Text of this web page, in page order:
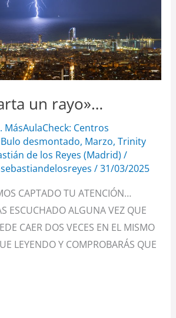
un rayo»…
MásAulaCheck: Centros
desmontado, Marzo, Trinity
de los Reyes (Madrid) /
/31/03/2025
CAPTADO TU ATENCIÓN…
ESCUCHADO ALGUNA VEZ QUE
CAER DOS VECES EN EL MISMO
LEYENDO Y COMPROBARÁS QUE